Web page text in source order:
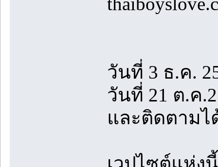
วันที่ 3 ธ.ค.
วันที่ 21 ต.ค
และติดตามไ